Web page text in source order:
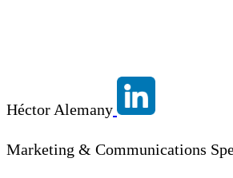
Héctor Alemany
Marketing & Communications